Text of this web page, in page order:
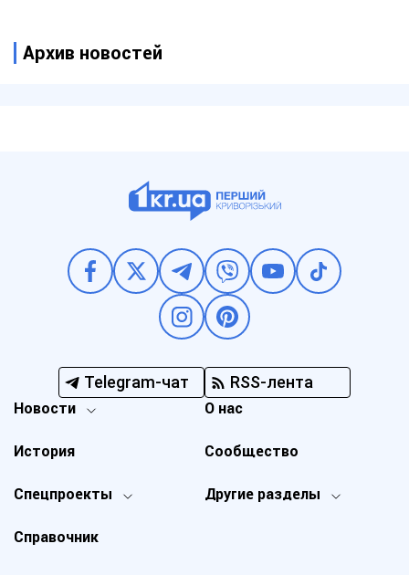
Архив новостей
Telegram-чат RSS-лента
Новости
Спецпроекты Другие разделы
История
О нас
Справочник
Сообщество